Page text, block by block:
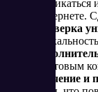
Интернете.
Проверка
текстовым
Обучение и